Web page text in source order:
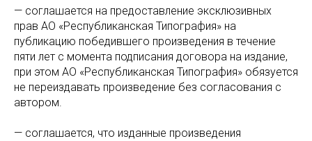
— соглашается на предоставление эксклюзивных
прав АО «Республиканская Типография» на
публикацию победившего произведения в течение
пяти лет с момента подписания договора на издание,
при этом АО «Республиканская Типография» обязуется
не переиздавать произведение без согласования с
автором.
— соглашается, что изданные произведения